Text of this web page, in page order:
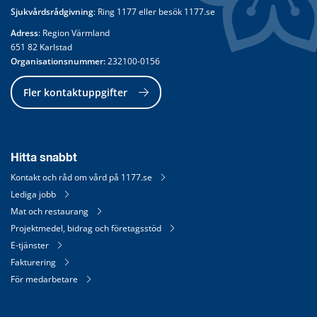
Sjukvårdsrådgivning: Ring 1177 eller besök 1177.se
Adress: Region Värmland
651 82 Karlstad
Organisationsnummer: 232100-0156
Fler kontaktuppgifter
Hitta snabbt
Kontakt och råd om vård på 1177.se
Lediga jobb
Mat och restaurang
Projektmedel, bidrag och företagsstöd
E-tjänster
Fakturering
För medarbetare